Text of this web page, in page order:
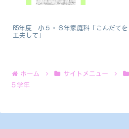
R5年度 小５・６年家庭科「こんだてを
工夫して」
ホーム サイトメニュー
５学年